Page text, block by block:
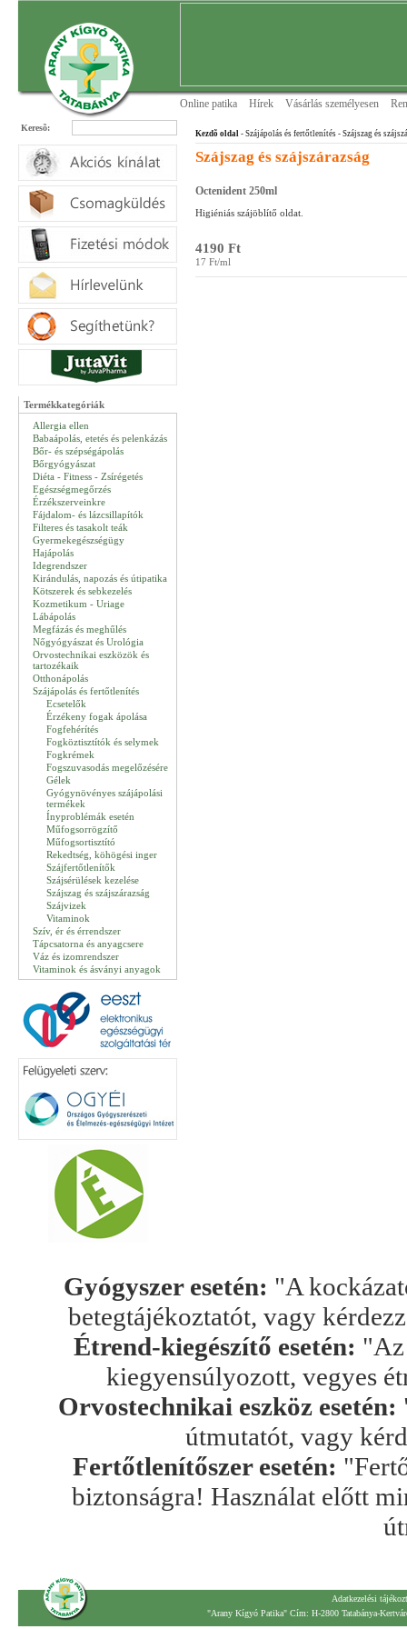
Online patika Hírek Vásárlás személyesen
Keresõ:
Termékkategóriák
Allergia ellen
Babaápolás, etetés és pelenkázás
Bőr- és szépségápolás
Bőrgyógyászat
Diéta - Fitness - Zsírégetés
Egészségmegőrzés
Érzékszerveinkre
Fájdalom- és lázcsillapítók
Filteres és tasakolt teák
Gyermekegészségügy
Hajápolás
Idegrendszer
Kirándulás, napozás és útipatika
Kötszerek és sebkezelés
Kozmetikum - Uriage
Lábápolás
Megfázás és meghűlés
Nőgyógyászat és Urológia
Orvostechnikai eszközök és
tartozékaik
Otthonápolás
Szájápolás és fertőtlenítés
Ecsetelők
Érzékeny fogak ápolása
Fogfehérítés
Fogköztisztítók és selymek
Fogkrémek
Fogszuvasodás megelőzésére
Gélek
Gyógynövényes szájápolási
termékek
Ínyproblémák esetén
Műfogsorrögzítő
Műfogsortisztító
Rekedtség, köhögési inger
Szájfertőtlenítők
Szájsérülések kezelése
Szájszag és szájszárazság
Szájvizek
Vitaminok
Szív, ér és érrendszer
Tápcsatorna és anyagcsere
Váz és izomrendszer
Vitaminok és ásványi anyagok
Kezdõ oldal - Szájápolás és fertőtlenítés - Szájszag és
Szájszag és szájszárazság
Octenident 250ml
Higiéniás szájöblítő oldat.
4190 Ft
17 Ft/ml
Gyógyszer esetén: "A
betegtájékoztatót, vagy
Étrend-kiegészítő esetén: "Az
kiegyensúlyozott, vegyes
Orvostechnikai eszköz esetén:
útmutatót, vagy
Fertőtlenítőszer esetén:
biztonságra! Használat előtt
Adatkezelési
"Arany Kígyó Patika" Cím: H-2800 Tatabánya-